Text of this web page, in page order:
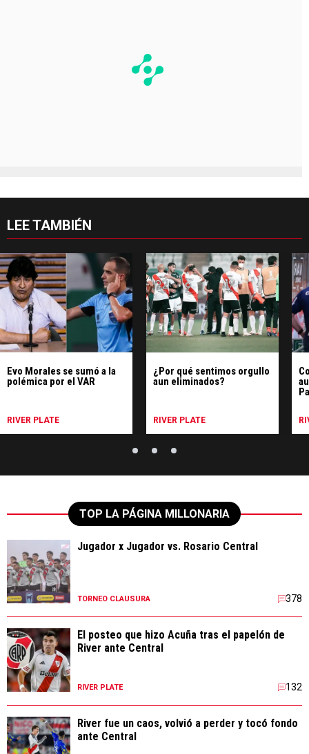
LEE TAMBIÉN
Evo Morales se sumó a la
polémica por el VAR
RIVER PLATE
¿Por qué sentimos orgullo
aun eliminados?
RIVER PLATE
TOP LA PÁGINA MILLONARIA
Jugador x Jugador vs. Rosario Central
TORNEO CLAUSURA 378
El posteo que hizo Acuña tras el papelón de
River ante Central
RIVER PLATE 132
River fue un caos, volvió a perder y tocó fondo
ante Central